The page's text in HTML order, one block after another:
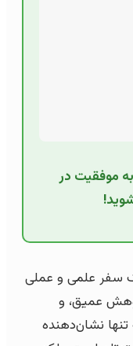
به موفقیت در
سفر علمی و عملی
عمیق، و
تنها نشان‌دهنده